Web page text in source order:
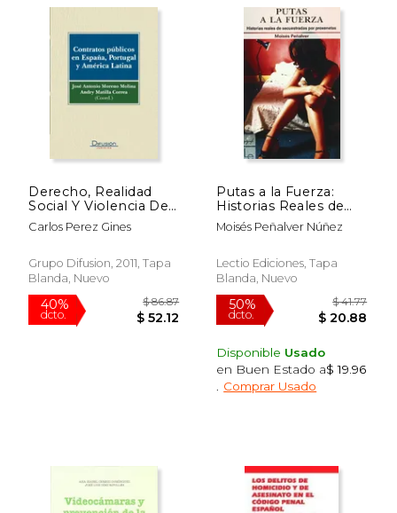
50%
dcto. $ 20.42
50%
dcto.
Derecho, Realidad
Social Y Violencia De
Genero
Carlos Perez Gines
Grupo Difusion, 2011, Tapa
Blanda, Nuevo
Putas a la Fuerza:
Historias Reales de
Secuestradas por
Proxeneta s
Moisés Peñalver Núñez
Lectio Ediciones, Tapa
Blanda, Nuevo
Disponible Usado
en Buen Estado a$ 19.96
Comprar Usado